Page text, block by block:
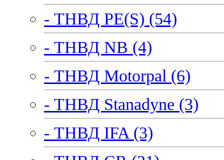
- ТНВД PE(S) (54)
- ТНВД NB (4)
- ТНВД Motorpal (6)
- ТНВД Stanadyne (3)
- ТНВД IFA (3)